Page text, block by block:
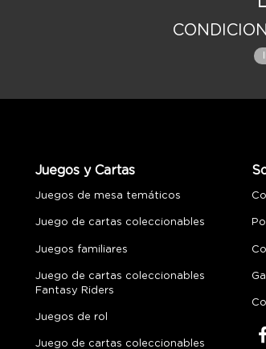
Juegos y Cartas
Juegos de mesa temáticos
Juego de cartas coleccionables
Juegos familiares
Juego de cartas coleccionables
Fantasy Riders
Juegos de rol
Juego de cartas coleccionables